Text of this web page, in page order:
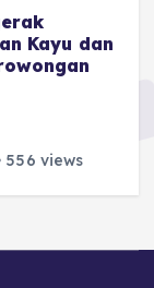
Kayu dan
556 views